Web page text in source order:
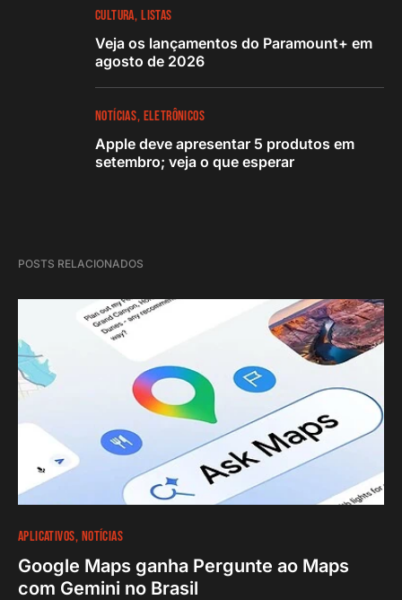
CULTURA LISTAS
Veja os lançamentos do Paramount+ em
agosto de 2026
NOTÍCIAS ELETRÔNICOS
Apple deve apresentar 5 produtos em
setembro; veja o que esperar
POSTS RELACIONADOS
APLICATIVOS NOTÍCIAS
Google Maps ganha Pergunte ao Maps
com Gemini no Brasil